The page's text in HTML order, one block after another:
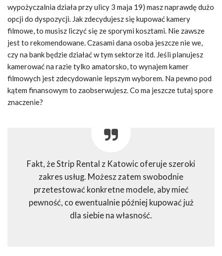
wypożyczalnia działa przy ulicy 3 maja 19) masz naprawdę dużo
opcji do dyspozycji. Jak zdecydujesz się kupować kamery
filmowe, to musisz liczyć się ze sporymi kosztami. Nie zawsze
jest to rekomendowane. Czasami dana osoba jeszcze nie we,
czy na bank będzie działać w tym sektorze itd. Jeśli planujesz
kamerować na razie tylko amatorsko, to wynajem kamer
filmowych jest zdecydowanie lepszym wyborem. Na pewno pod
kątem finansowym to zaobserwujesz. Co ma jeszcze tutaj spore
znaczenie?
Fakt, że Strip Rental z Katowic oferuje szeroki
zakres usług. Możesz zatem swobodnie
przetestować konkretne modele, aby mieć
pewność, co ewentualnie później kupować już
dla siebie na własność.